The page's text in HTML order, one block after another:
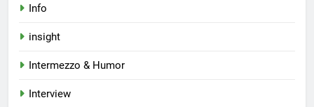
Info
insight
Intermezzo & Humor
Interview